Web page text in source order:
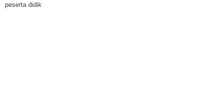
peserta didik